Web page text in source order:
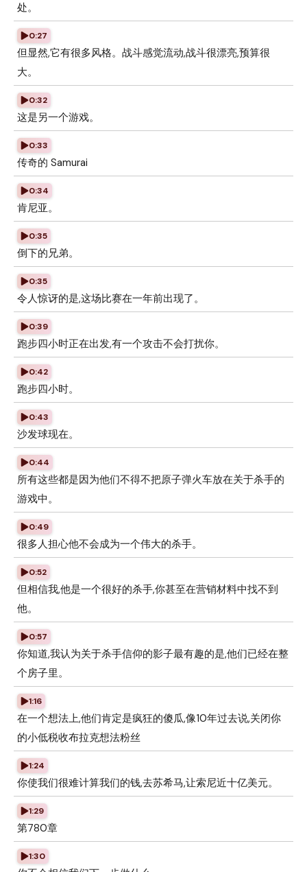
处。
0:27
但显然,它有很多风格。战斗感觉流动,战斗很漂亮,预算很
大。
0:32
这是另一个游戏。
0:33
传奇的 Samurai
0:34
肯尼亚。
0:35
倒下的兄弟。
0:35
令人惊讶的是,这场比赛在一年前出现了。
0:39
跑步四小时正在出发,有一个攻击不会打扰你。
0:42
跑步四小时。
0:43
沙发球现在。
0:44
所有这些都是因为他们不得不把原子弹火车放在关于杀手的
游戏中。
0:49
很多人担心他不会成为一个伟大的杀手。
0:52
但相信我,他是一个很好的杀手,你甚至在营销材料中找不到
他。
0:57
你知道,我认为关于杀手信仰的影子最有趣的是,他们已经在整
个房子里。
1:16
在一个想法上,他们肯定是疯狂的傻瓜,像10年过去说,关闭你
的小低税收布拉克想法粉丝
1:24
你使我们很难计算我们的钱,去苏希马,让索尼近十亿美元。
1:29
第780章
1:30